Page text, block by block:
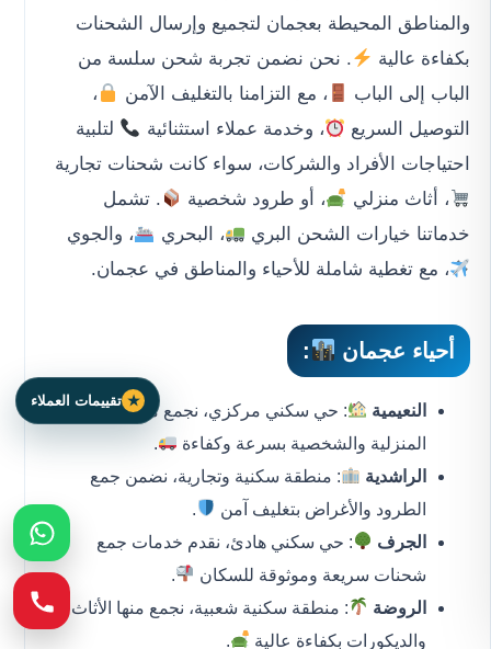
والمناطق المحيطة بعجمان لتجميع وإرسال الشحنات
بكفاءة عالية
. نحن نضمن تجربة شحن سلسة من
الباب إلى الباب
، مع التزامنا بالتغليف الآمن
،
التوصيل السريع
، وخدمة عملاء استثنائية
لتلبية
احتياجات الأفراد والشركات، سواء كانت شحنات تجارية
، أثاث منزلي
، أو طرود شخصية
. تشمل
خدماتنا خيارات الشحن البري
، البحري
، والجوي
، مع تغطية شاملة للأحياء والمناطق في عجمان.
أحياء عجمان :
النعيمية
: حي سكني مركزي، نجمع منه الشحنات
المنزلية والشخصية بسرعة وكفاءة
.
الراشدية
: منطقة سكنية وتجارية، نضمن جمع
الطرود والأغراض بتغليف آمن
.
الجرف
: حي سكني هادئ، نقدم خدمات جمع
شحنات سريعة وموثوقة للسكان
.
الروضة
: منطقة سكنية شعبية، نجمع منها الأثاث
والديكورات بكفاءة عالية
.
تقييمات العملاء